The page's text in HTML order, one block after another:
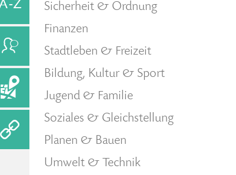
Sicherheit & Ordnung
Finanzen
Stadtleben & Freizeit
Bildung, Kultur & Sport
Jugend & Familie
Soziales & Gleichstellung
Planen & Bauen
Umwelt & Technik